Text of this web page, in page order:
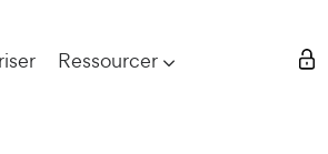
Ressourcer